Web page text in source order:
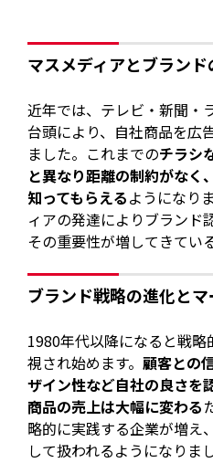
マスメディアとブランド
近年では、テレビ・新聞・
台頭により、自社商品を広
ました。これまでのチラシ
と異なり距離の制約がなく
知ってもらえるようになり
ィアの発達によりブランド
その重要性が増してきてい
ブランド戦略の進化と
1980年代以降になると戦
視され始めます。顧客との
ザイン性など自社の良さを
商品の売上は大幅に変わる
略的に実践する企業が増え
して扱われるようになりま